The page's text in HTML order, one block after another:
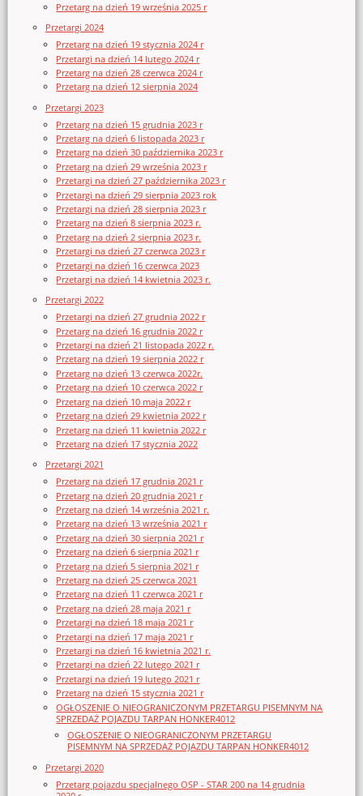
Przetarg na dzień 19 września 2025 r
Przetargi 2024
Przetarg na dzień 19 stycznia 2024 r
Przetargi na dzień 14 lutego 2024 r
Przetarg na dzień 28 czerwca 2024 r
Przetarg na dzień 12 sierpnia 2024
Przetargi 2023
Przetarg na dzień 15 grudnia 2023 r
Przetarg na dzień 6 listopada 2023 r
Przetarg na dzień 30 października 2023 r
Przetarg na dzień 29 września 2023 r
Przetargi na dzień 27 października 2023 r
Przetargi na dzień 29 sierpnia 2023 rok
Przetargi na dzień 28 sierpnia 2023 r
Przetarg na dzień 8 sierpnia 2023 r.
Przetarg na dzień 2 sierpnia 2023 r.
Przetargi na dzień 27 czerwca 2023 r
Przetargi na dzień 16 czerwca 2023
Przetargi na dzień 14 kwietnia 2023 r.
Przetargi 2022
Przetargi na dzień 27 grudnia 2022 r
Przetarg na dzień 16 grudnia 2022 r
Przetargi na dzień 21 listopada 2022 r.
Przetarg na dzień 19 sierpnia 2022 r
Przetarg na dzień 13 czerwca 2022r.
Przetarg na dzień 10 czerwca 2022 r
Przetarg na dzień 10 maja 2022 r
Przetarg na dzień 29 kwietnia 2022 r
Przetarg na dzień 11 kwietnia 2022 r
Przetarg na dzień 17 stycznia 2022
Przetargi 2021
Przetarg na dzień 17 grudnia 2021 r
Przetarg na dzień 20 grudnia 2021 r
Przetarg na dzień 14 września 2021 r.
Przetarg na dzień 13 września 2021 r
Przetarg na dzień 30 sierpnia 2021 r
Przetarg na dzień 6 sierpnia 2021 r
Przetarg na dzień 5 sierpnia 2021 r
Przetarg na dzień 25 czerwca 2021
Przetarg na dzień 11 czerwca 2021 r
Przetarg na dzień 28 maja 2021 r
Przetargi na dzień 18 maja 2021 r
Przetargi na dzień 17 maja 2021 r
Przetargi na dzień 16 kwietnia 2021 r.
Przetargi na dzień 22 lutego 2021 r
Przetargi na dzień 19 lutego 2021 r
Przetarg na dzień 15 stycznia 2021 r
OGŁOSZENIE O NIEOGRANICZONYM PRZETARGU PISEMNYM NA
SPRZEDAŻ POJAZDU TARPAN HONKER4012
OGŁOSZENIE O NIEOGRANICZONYM PRZETARGU
PISEMNYM NA SPRZEDAŻ POJAZDU TARPAN HONKER4012
Przetargi 2020
Przetarg pojazdu specjalnego OSP - STAR 200 na 14 grudnia